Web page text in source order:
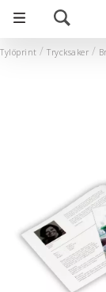
Tylöprint Trycksaker